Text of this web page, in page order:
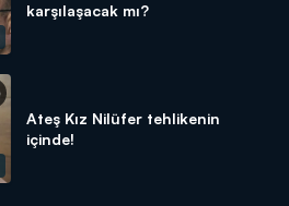
karşılaşacak mı?
Ateş Kız Nilüfer tehlikenin
içinde!